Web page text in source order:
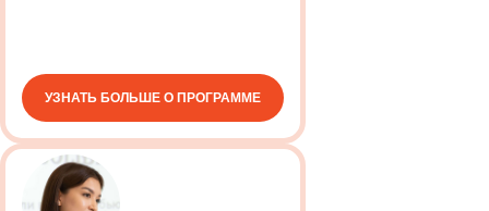
УЗНАТЬ БОЛЬШЕ О ПРОГРАММЕ
РЕЗУЛЬТАТ
Наши программы приводят
к ощутимым результатам